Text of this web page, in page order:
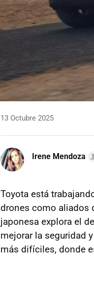
13 Octubre 2025
Irene Mendoza
Toyota está
drones como aliados
japonesa explora el
mejorar la seguridad
más difíciles, donde